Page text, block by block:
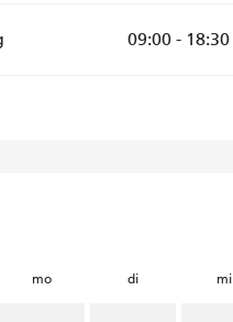
09:00 - 18:30
mo di mi